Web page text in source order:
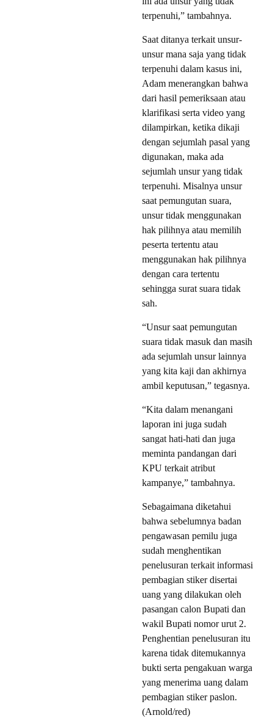
terpenuhi,” tambahnya.
Saat ditanya terkait unsur-
unsur mana saja yang tidak
terpenuhi dalam kasus ini,
Adam menerangkan bahwa
dari hasil pemeriksaan atau
klarifikasi serta video yang
dilampirkan, ketika dikaji
dengan sejumlah pasal yang
digunakan, maka ada
sejumlah unsur yang tidak
terpenuhi. Misalnya unsur
saat pemungutan suara,
unsur tidak menggunakan
hak pilihnya atau memilih
peserta tertentu atau
menggunakan hak pilihnya
dengan cara tertentu
sehingga surat suara tidak
sah.
“Unsur saat pemungutan
suara tidak masuk dan masih
ada sejumlah unsur lainnya
yang kita kaji dan akhirnya
ambil keputusan,” tegasnya.
“Kita dalam menangani
laporan ini juga sudah
sangat hati-hati dan juga
meminta pandangan dari
KPU terkait atribut
kampanye,” tambahnya.
Sebagaimana diketahui
bahwa sebelumnya badan
pengawasan pemilu juga
sudah menghentikan
penelusuran terkait informasi
pembagian stiker disertai
uang yang dilakukan oleh
pasangan calon Bupati dan
wakil Bupati nomor urut 2.
Penghentian penelusuran itu
karena tidak ditemukannya
bukti serta pengakuan warga
yang menerima uang dalam
pembagian stiker paslon.
(Arnold/red)